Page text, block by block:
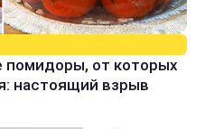
от которых
настоящий взрыв